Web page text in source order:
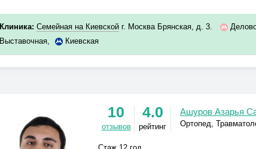
Клиника: Семейная на Киевской г. Москва Брянская, д. 3.
Выставочная, Киевская
10
отзывов
4.0
рейтинг
Ашуров Азарья
Ортопед,